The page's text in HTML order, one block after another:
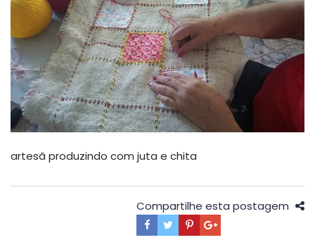
artesã produzindo com juta e chita
Compartilhe esta postagem